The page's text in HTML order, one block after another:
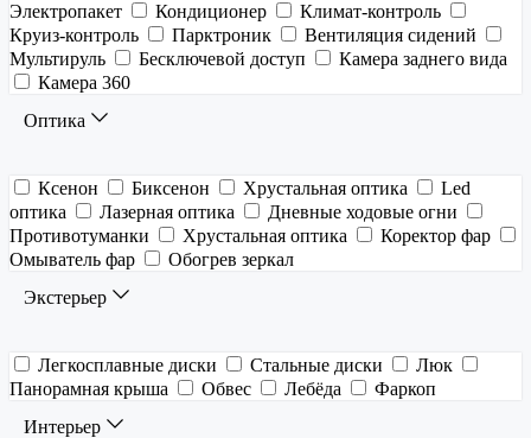
Электропакет
Кондиционер
Климат-контроль
Круиз-контроль
Парктроник
Вентиляция сидений
Мультируль
Бесключевой доступ
Камера заднего вида
Камера 360
Оптика
Ксенон Биксенон Хрустальная оптика
Led
оптика
Лазерная оптика
Дневные ходовые огни
Противотуманки
Хрустальная оптика
Коректор фар
Омыватель фар
Обогрев зеркал
Экстерьер
Легкосплавные диски Стальные диски
Люк
Панорамная крыша
Обвес Лебёда
Фаркоп
Интерьер